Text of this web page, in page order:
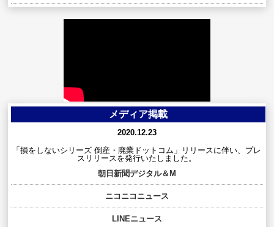
メディア掲載
2020.12.23
「損をしないシリーズ 倒産・廃業ドットコム」リリースに伴い、プレ
スリリースを発行いたしました。
朝日新聞デジタル＆M
ニコニコニュース
LINEニュース